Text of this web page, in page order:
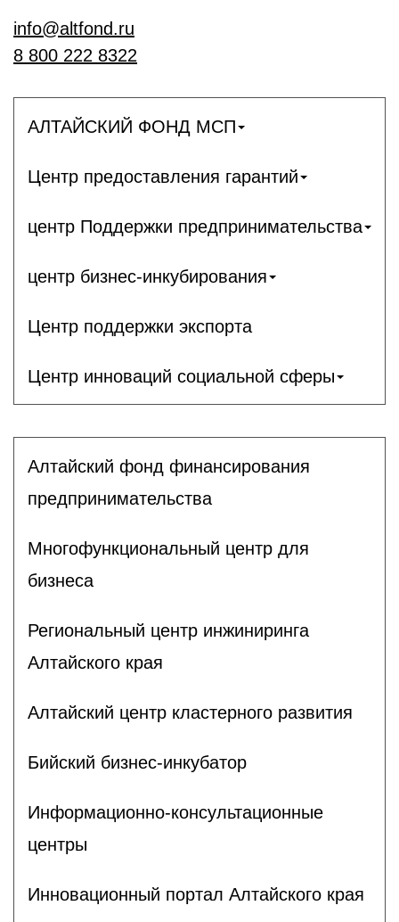
info@altfond.ru
8 800 222 8322
АЛТАЙСКИЙ ФОНД МСП
Центр предоставления гарантий
центр Поддержки предпринимательства
центр бизнес-инкубирования
Центр поддержки экспорта
Центр инноваций социальной сферы
Алтайский фонд финансирования
предпринимательства
Многофункциональный центр для
бизнеса
Региональный центр инжиниринга
Алтайского края
Алтайский центр кластерного развития
Бийский бизнес-инкубатор
Информационно-консультационные
центры
Инновационный портал Алтайского края